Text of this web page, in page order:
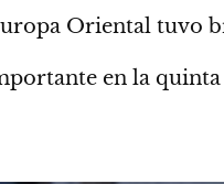
Oriental tuvo
en la